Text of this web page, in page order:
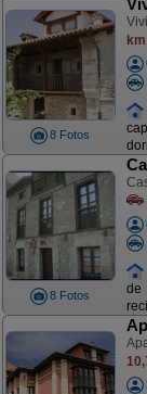
8 Fotos
km
8 Fotos